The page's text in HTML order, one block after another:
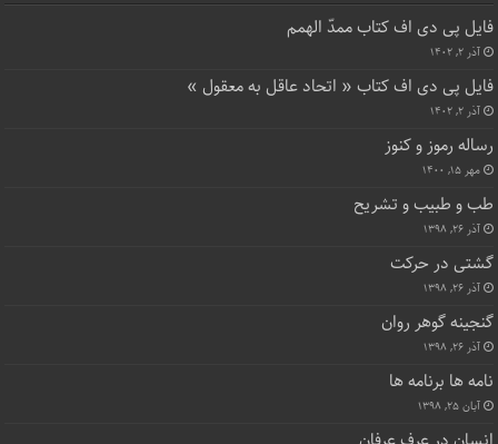
فایل پی دی اف کتاب ممدّ الهمم
رساله رموز و کنوز